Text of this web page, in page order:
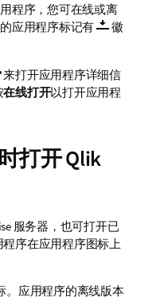
程序，您可在线或离
应用程序标记有
徽
来打开应用程序详细信
在线打开以打开应用程
打开Qlik
服务器，也可打开已
序在应用程序图标上
。应用程序的离线版本